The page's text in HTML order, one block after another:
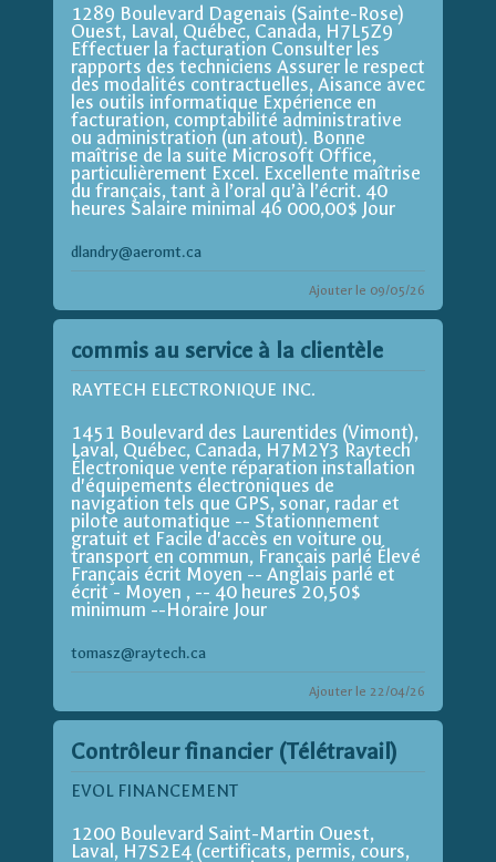
1289 Boulevard Dagenais (Sainte-Rose)
Ouest, Laval, Québec, Canada, H7L5Z9
Effectuer la facturation Consulter les
rapports des techniciens Assurer le respect
des modalités contractuelles, Aisance avec
les outils informatique Expérience en
facturation, comptabilité administrative
ou administration (un atout). Bonne
maîtrise de la suite Microsoft Office,
particulièrement Excel. Excellente maîtrise
du français, tant à l’oral qu’à l’écrit. 40
heures Salaire minimal 46 000,00$ Jour
dlandry@aeromt.ca
Ajouter le 09/05/26
commis au service à la clientèle
RAYTECH ELECTRONIQUE INC.
1451 Boulevard des Laurentides (Vimont),
Laval, Québec, Canada, H7M2Y3 Raytech
Électronique vente réparation installation
d'équipements électroniques de
navigation tels que GPS, sonar, radar et
pilote automatique -- Stationnement
gratuit et Facile d'accès en voiture ou
transport en commun, Français parlé Élevé
Français écrit Moyen -- Anglais parlé et
écrit - Moyen , -- 40 heures 20,50$
minimum --Horaire Jour
tomasz@raytech.ca
Ajouter le 22/04/26
Contrôleur financier (Télétravail)
EVOL FINANCEMENT
1200 Boulevard Saint-Martin Ouest,
Laval, H7S2E4 (certificats, permis, cours,